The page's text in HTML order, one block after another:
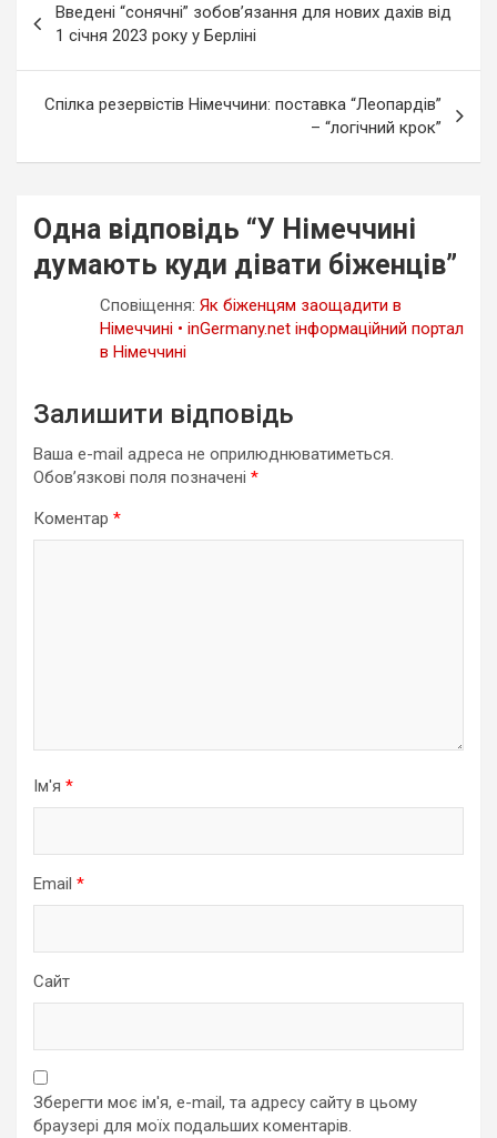
записів
Введені “сонячні” зобов’язання для нових дахів від
1 січня 2023 року у Берліні
Спілка резервістів Німеччини: поставка “Леопардів”
– “логічний крок”
Одна відповідь “У Німеччині
думають куди дівати біженців”
Сповіщення: Як біженцям заощадити в
Німеччині • inGermany.net інформаційний портал
в Німеччині
Залишити відповідь
Ваша e-mail адреса не оприлюднюватиметься.
Обов’язкові поля позначені *
Коментар *
Ім'я *
Email *
Сайт
Зберегти моє ім'я, e-mail, та адресу сайту в цьому
браузері для моїх подальших коментарів.